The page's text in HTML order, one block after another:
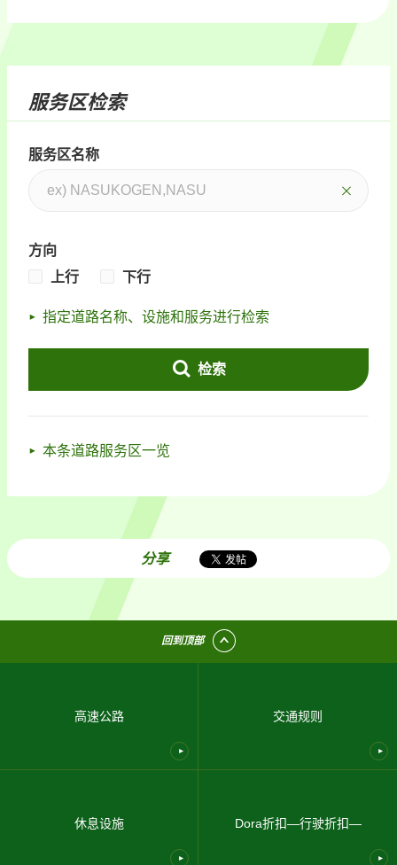
服务区检索
服务区名称
方向
上行
下行
指定道路名称、设施和服务进行检索
检索
本条道路服务区一览
分享
回到顶部
高速公路 交通规则
休息设施 Dora折扣—行驶折扣—